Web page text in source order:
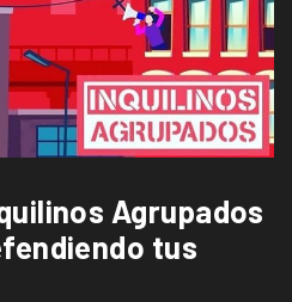
Agrupados
tus